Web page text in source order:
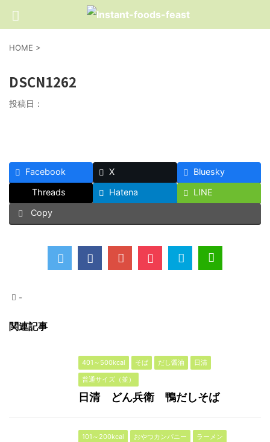
HOME >
DSCN1262
投稿日：
Facebook X
Bluesky
Threads
Hatena
LINE
Copy
-
関連記事
401～500kcal そば だし醤油
日清
普通サイズ（並）
日清 どん兵衛 鴨だしそば
101～200kcal おやつカンパニー
ラーメン